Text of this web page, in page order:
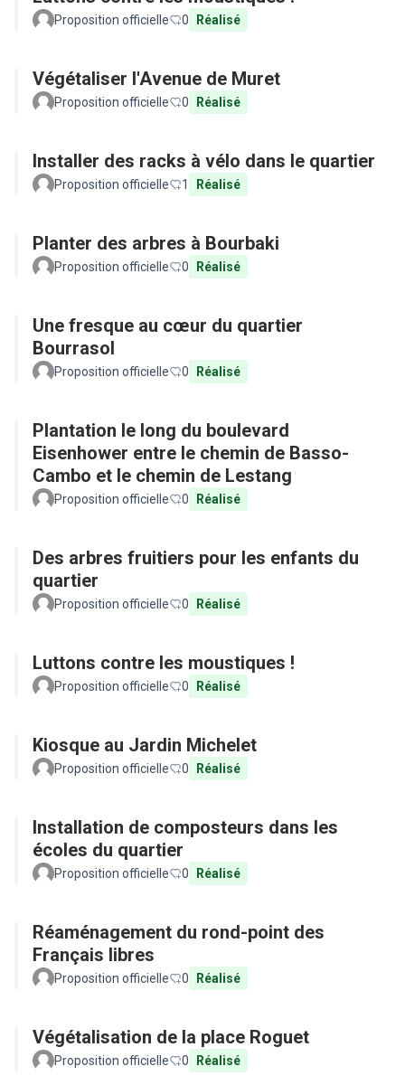
Proposition officielle 0 Réalisé
Végétaliser l'Avenue de Muret
Proposition officielle 0 Réalisé
Installer des racks à vélo dans le quartier
Proposition officielle 1 Réalisé
Planter des arbres à Bourbaki
Proposition officielle 0 Réalisé
Une fresque au cœur du quartier
Bourrasol
Proposition officielle 0 Réalisé
Plantation le long du boulevard
Eisenhower entre le chemin de Basso-
Cambo et le chemin de Lestang
Proposition officielle 0 Réalisé
Des arbres fruitiers pour les enfants du
quartier
Proposition officielle 0 Réalisé
Luttons contre les moustiques !
Proposition officielle 0 Réalisé
Kiosque au Jardin Michelet
Proposition officielle 0 Réalisé
Installation de composteurs dans les
écoles du quartier
Proposition officielle 0 Réalisé
Réaménagement du rond-point des
Français libres
Proposition officielle 0 Réalisé
Végétalisation de la place Roguet
Proposition officielle 0 Réalisé